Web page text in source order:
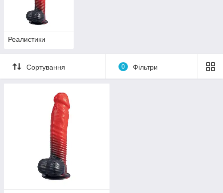
Реалистики
Сортування 0 Фільтри